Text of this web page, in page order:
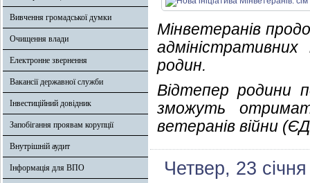
Вивчення громадської думки
Очищення влади
Електронне звернення
Вакансії державної служби
Інвестиційний довідник
Запобігання проявам корупції
Внутрішній аудит
Інформація для ВПО
Мінветеранів
родин.
Відтепер родини
зможуть
ветеранів війни
Четвер, 23